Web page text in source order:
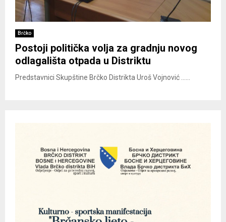
Brčko
Postoji politička volja za gradnju novog
odlagališta otpada u Distriktu
Predstavnici Skupštine Brčko Distrikta Uroš Vojnović ......